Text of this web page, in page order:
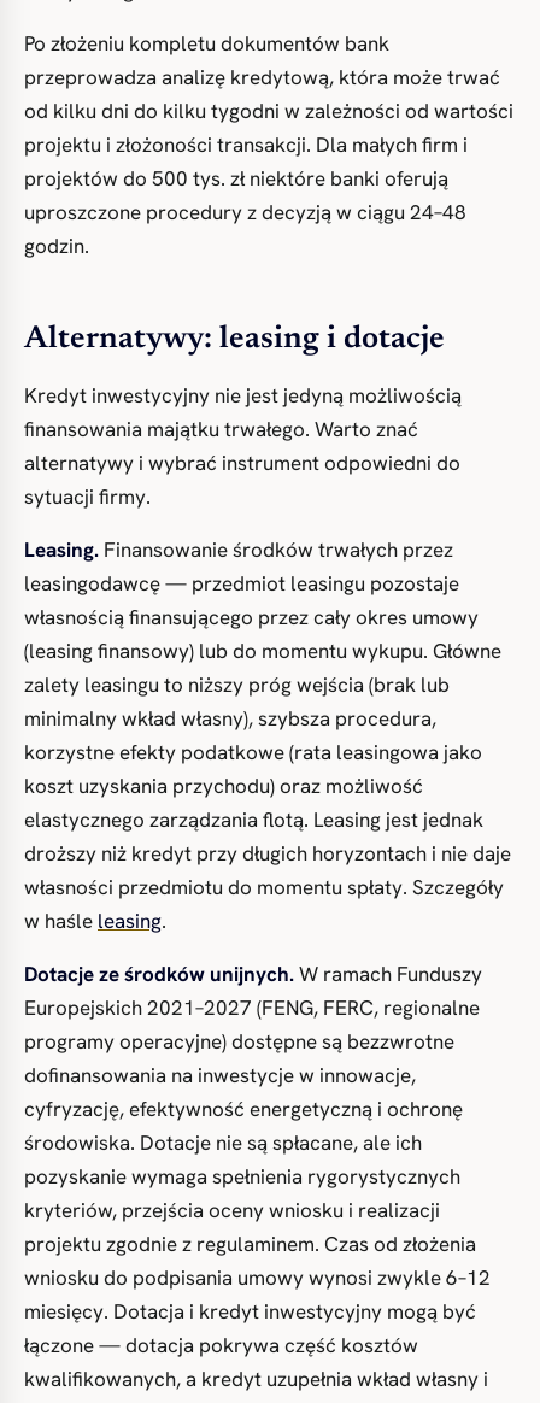
Po złożeniu kompletu dokumentów bank
przeprowadza analizę kredytową, która może trwać
od kilku dni do kilku tygodni w zależności od wartości
projektu i złożoności transakcji. Dla małych firm i
projektów do 500 tys. zł niektóre banki oferują
uproszczone procedury z decyzją w ciągu 24–48
godzin.
Alternatywy: leasing i dotacje
Kredyt inwestycyjny nie jest jedyną możliwością
finansowania majątku trwałego. Warto znać
alternatywy i wybrać instrument odpowiedni do
sytuacji firmy.
Leasing. Finansowanie środków trwałych przez
leasingodawcę — przedmiot leasingu pozostaje
własnością finansującego przez cały okres umowy
(leasing finansowy) lub do momentu wykupu. Główne
zalety leasingu to niższy próg wejścia (brak lub
minimalny wkład własny), szybsza procedura,
korzystne efekty podatkowe (rata leasingowa jako
koszt uzyskania przychodu) oraz możliwość
elastycznego zarządzania flotą. Leasing jest jednak
droższy niż kredyt przy długich horyzontach i nie daje
własności przedmiotu do momentu spłaty. Szczegóły
w haśle leasing.
Dotacje ze środków unijnych.W ramach Funduszy
Europejskich 2021–2027 (FENG, FERC, regionalne
programy operacyjne) dostępne są bezzwrotne
dofinansowania na inwestycje w innowacje,
cyfryzację, efektywność energetyczną i ochronę
środowiska. Dotacje nie są spłacane, ale ich
pozyskanie wymaga spełnienia rygorystycznych
kryteriów, przejścia oceny wniosku i realizacji
projektu zgodnie z regulaminem. Czas od złożenia
wniosku do podpisania umowy wynosi zwykle 6–12
miesięcy. Dotacja i kredyt inwestycyjny mogą być
łączone — dotacja pokrywa część kosztów
kwalifikowanych, a kredyt uzupełnia wkład własny i